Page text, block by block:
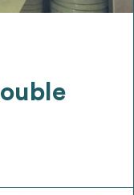
ses fiches produits
d’obtenir plus de
sur les modalités et